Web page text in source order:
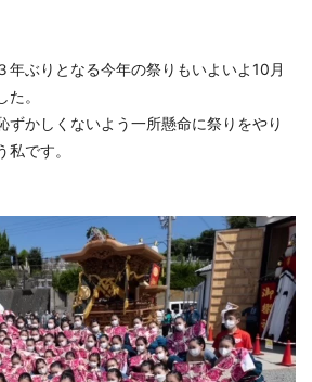
年ぶりとなる今年の祭りもいよいよ10月
。
ずかしくないよう一所懸命に祭りをやり
です。